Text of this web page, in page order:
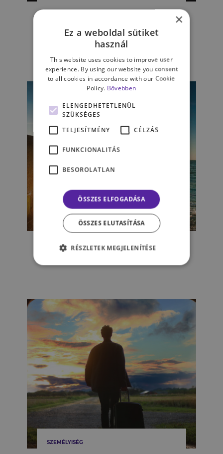
Hogyan lehetnék támogató
kommunikációról
SZARKA ORSOLYA
ÉLET & PSZICHOLÓGIA
Valakivé válni –
könyvajánlónk
SZEMÉLYISÉG
×
Ez a weboldal sütiket
használ
This website uses cookies to improve user
experience. By using our website you consent
to all cookies in accordance with our Cookie
Policy. Bővebben
ELENGEDHETETLENÜL
SZÜKSÉGES
TELJESÍTMÉNY
CÉLZÁS
FUNKCIONALITÁS
BESOROLATLAN
ÖSSZES ELFOGADÁSA
ÖSSZES ELUTASÍTÁSA
RÉSZLETEK MEGJELENÍTÉSE